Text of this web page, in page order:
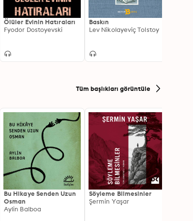
Ölüler Evinin Hatıraları
Fyodor Dostoyevski
Baskın
Lev Nikolayeviç Tolstoy
Tüm başlıkları görüntüle
Bu Hikaye Senden Uzun
Osman
Aylin Balboa
Söyleme Bilmesinler
Şermin Yaşar